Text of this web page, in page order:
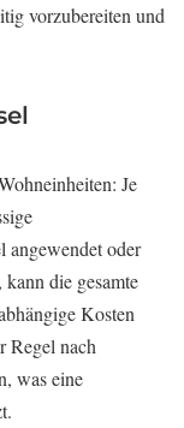
vorzubereiten und
Je
angewendet oder
die gesamte
Kosten
Regel nach
was eine